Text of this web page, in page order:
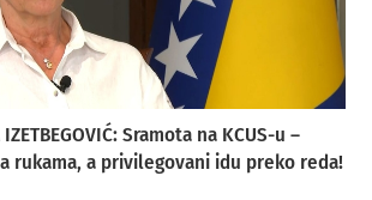
IZETBEGOVIĆ: Sramota na KCUS-u –
rukama, a privilegovani idu preko reda!